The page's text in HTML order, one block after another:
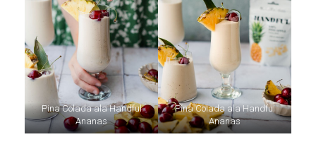
Pina Colada ala Handful
Ananas
Pina Colada ala Handful
Ananas